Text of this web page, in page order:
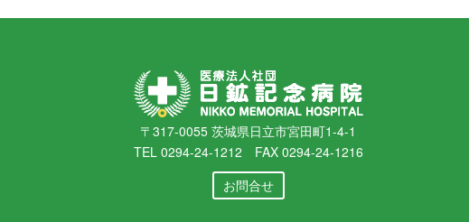
〒317-0055 茨城県日立市宮田町1-4-1
TEL 0294-24-1212 FAX 0294-24-1216
お問合せ